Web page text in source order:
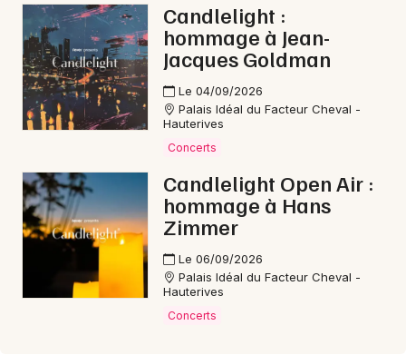
Candlelight :
hommage à Jean-
Jacques Goldman
Le 04/09/2026
Palais Idéal du Facteur Cheval -
Hauterives
Concerts
Candlelight Open Air :
hommage à Hans
Zimmer
Le 06/09/2026
Palais Idéal du Facteur Cheval -
Hauterives
Concerts